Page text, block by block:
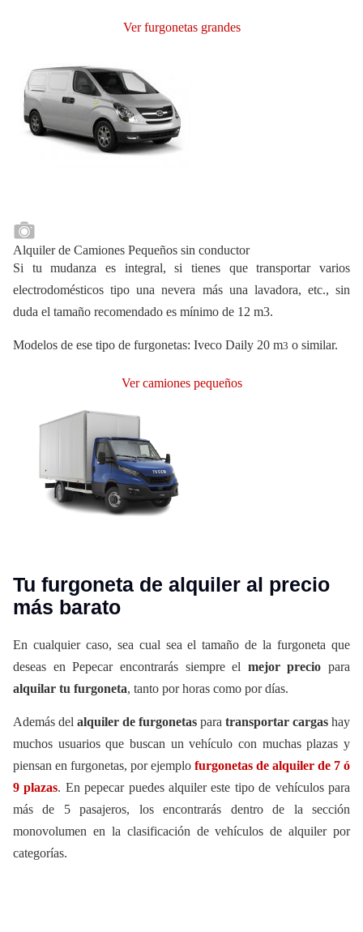
Ver furgonetas grandes
Alquiler de Camiones Pequeños sin conductor
Si tu mudanza es integral, si tienes que transportar varios
electrodomésticos tipo una nevera más una lavadora, etc., sin
duda el tamaño recomendado es mínimo de 12 m3.
Modelos de ese tipo de furgonetas: Iveco Daily 20 m3 o similar.
Ver camiones pequeños
Tu furgoneta de alquiler al precio
más barato
En cualquier caso, sea cual sea el tamaño de la furgoneta que
deseas en Pepecar encontrarás siempre el mejor precio para
alquilar tu furgoneta, tanto por horas como por días.
Además del alquiler de furgonetas para transportar cargas hay
muchos usuarios que buscan un vehículo con muchas plazas y
piensan en furgonetas, por ejemplo furgonetas de alquiler de 7 ó
9 plazas. En pepecar puedes alquiler este tipo de vehículos para
más de 5 pasajeros, los encontrarás dentro de la sección
monovolumen en la clasificación de vehículos de alquiler por
categorías.